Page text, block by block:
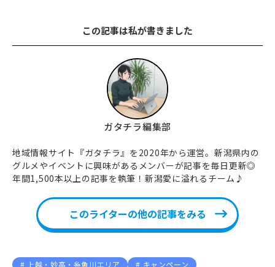
この記事は私が書きました
ガタチラ編集部
地域情報サイト『ガタチラ』を2020年から運営。新潟県内の
グルメやイベントに興味があるメンバーが記事を毎日更新◎
年間1,500本以上の記事を執筆！新潟愛に溢れるチーム♪
このライターの他の記事をみる
上越・妙高・糸魚川エリア キャンペーン